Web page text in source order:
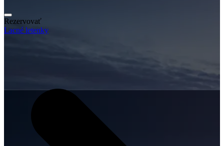
Rezervovať
Lacné letenky